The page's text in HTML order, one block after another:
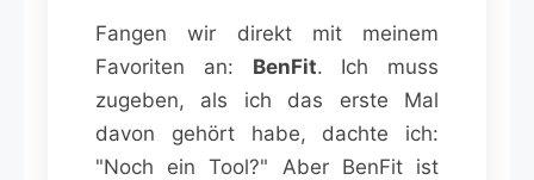
Fangen wir direkt mit meinem
Favoriten an: BenFit. Ich muss
zugeben, als ich das erste Mal
davon gehört habe, dachte ich:
"Noch ein Tool?" Aber BenFit ist